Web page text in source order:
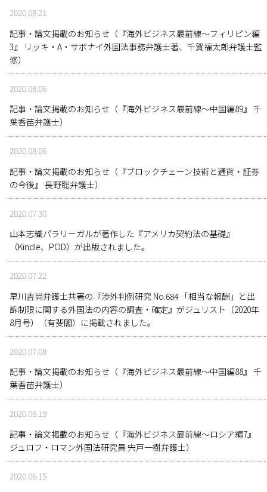
2020.08.21
記事・論文掲載のお知らせ（『海外ビジネス最前線～フィリピン編
3』 リッキ・A・サボナイ外国法事務弁護士著、千賀福太郎弁護士監
修）
2020.08.06
記事・論文掲載のお知らせ（『海外ビジネス最前線～中国編89』 千
葉香苗弁護士）
2020.08.06
記事・論文掲載のお知らせ（『ブロックチェーン技術と通貨・証券
の今後』 長野聡弁護士）
2020.07.30
山本志織パラリーガルが著作した『アメリカ契約法の基礎』
（Kindle、POD）が出版されました。
2020.07.22
早川吉尚弁護士共著の『渉外判例研究 No.684 「相当な報酬」と出
訴制限に関する外国法の内容の調査・確定』がジュリスト（2020年
8月号）（有斐閣）に掲載されました。
2020.07.08
記事・論文掲載のお知らせ（『海外ビジネス最前線～中国編88』 千
葉香苗弁護士）
2020.06.19
記事・論文掲載のお知らせ（『海外ビジネス最前線～ロシア編7』
ジュロフ・ロマン外国法研究員 宍戸一樹弁護士）
2020.06.15